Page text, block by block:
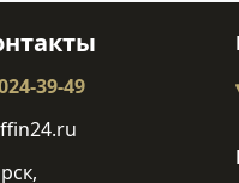
39-49